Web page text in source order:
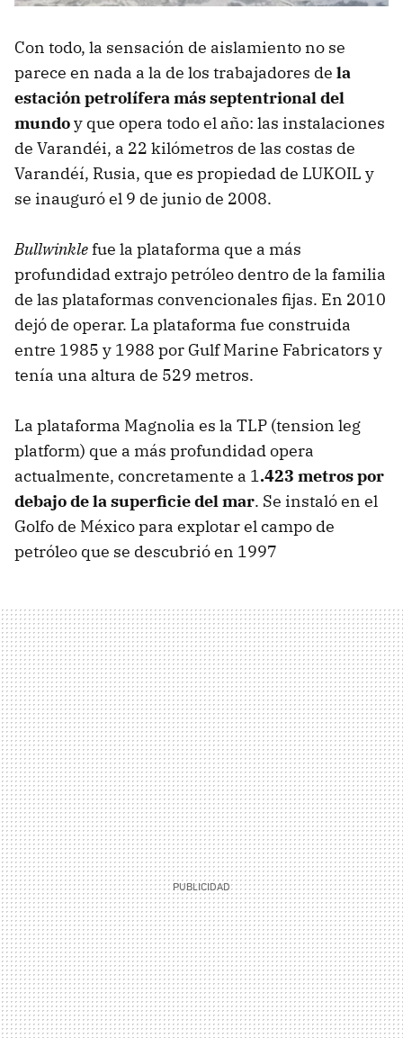
Con todo, la sensación de aislamiento no se
parece en nada a la de los trabajadores de la
estación petrolífera más septentrional del
mundoy que opera todo el año: las instalaciones
de Varandéi, a 22 kilómetros de las costas de
Varandéí, Rusia, que es propiedad de LUKOIL y
se inauguró el 9 de junio de 2008.
Bullwinklefue la plataforma que a más
profundidad extrajo petróleo dentro de la familia
de las plataformas convencionales fijas. En 2010
dejó de operar. La plataforma fue construida
entre 1985 y 1988 por Gulf Marine Fabricators y
tenía una altura de 529 metros.
La plataforma Magnolia es la TLP (tension leg
platform) que a más profundidad opera
actualmente, concretamente a 1.423 metros por
debajo de la superficie del mar. Se instaló en el
Golfo de México para explotar el campo de
petróleo que se descubrió en 1997